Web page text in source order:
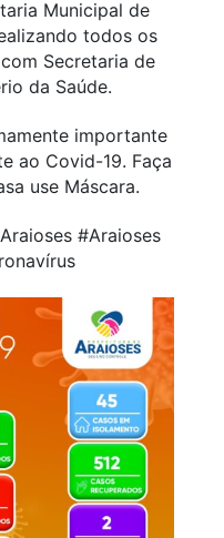
Municipal de
todos os
Secretaria de
da Saúde.
importante
ao Covid-19. Faça
use Máscara.
#Araioses